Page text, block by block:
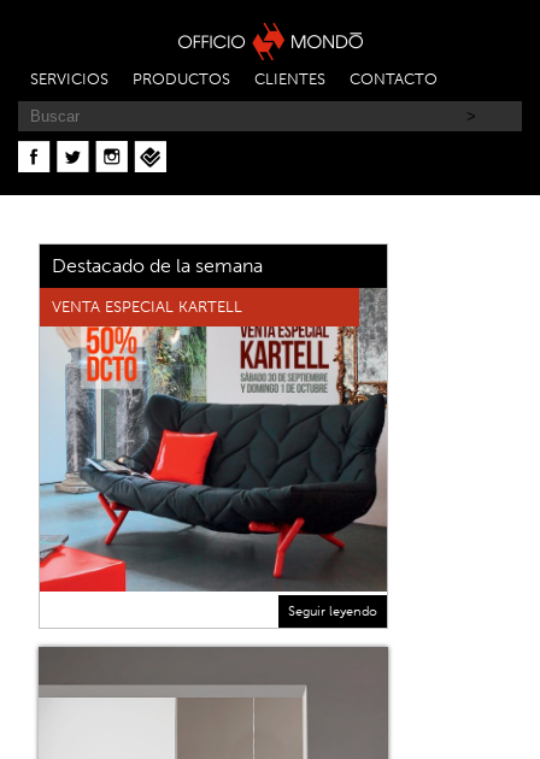
SERVICIOS PRODUCTOS CLIENTES CONTACTO
Destacado de la semana
VENTA ESPECIAL KARTELL
Seguir leyendo